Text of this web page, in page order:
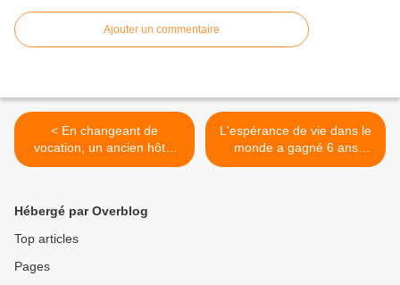
Ajouter un commentaire
< En changeant de
vocation, un ancien hôtel
redonne vie à une
L'espérance de vie dans le
monde a gagné 6 ans
depuis 1990 >
Hébergé par Overblog
Top articles
Pages